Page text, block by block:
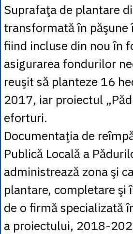
Suprafaţa de plantare
transformată în
fiind incluse din nou în
asigurarea fondurilor
reuşit să planteze 16
2017, iar proiectul
eforturi.
Documentaţia de
Publică Locală a
administrează zona şi
plantare, completare
de o firmă specializată
a proiectului, 2018-